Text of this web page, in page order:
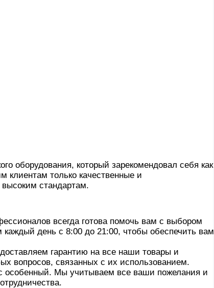
оборудования, который зарекомендовал себя как
только качественные и
стандартам.
всегда готова помочь вам с выбором
день с 8:00 до 21:00, чтобы обеспечить вам
гарантию на все наши товары и
вопросов, связанных с их использованием.
Мы учитываем все ваши пожелания и